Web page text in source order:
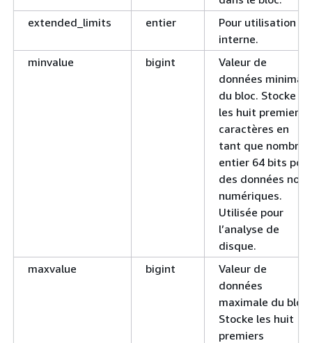
extended_limits
entier
Pour utilisation
interne.
minvalue
bigint
Valeur de
données minimale
du bloc. Stocke
les huit premiers
caractères en
tant que nombre
entier 64 bits pour
des données non
numériques.
Utilisée pour
l’analyse de
disque.
maxvalue
bigint
Valeur de
données
maximale du bloc.
Stocke les huit
premiers